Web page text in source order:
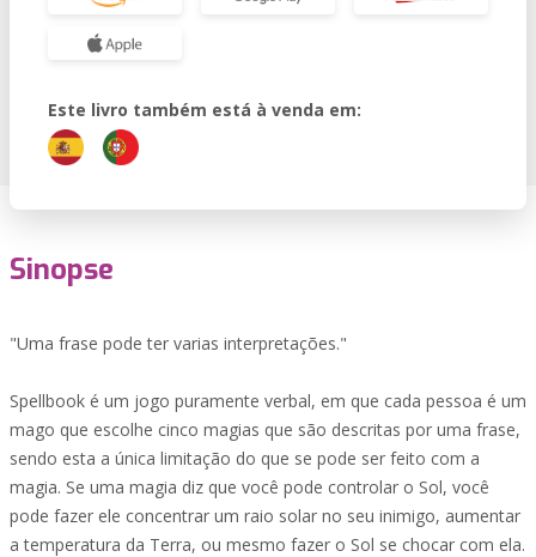
Este livro também está à venda em:
Sinopse
"Uma frase pode ter varias interpretações."
Spellbook é um jogo puramente verbal, em que cada pessoa é um
mago que escolhe cinco magias que são descritas por uma frase,
sendo esta a única limitação do que se pode ser feito com a
magia. Se uma magia diz que você pode controlar o Sol, você
pode fazer ele concentrar um raio solar no seu inimigo, aumentar
a temperatura da Terra, ou mesmo fazer o Sol se chocar com ela.